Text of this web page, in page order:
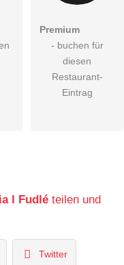
Premium
- buchen für
diesen
Restaurant-
Eintrag
l Fudléteilen und
Twitter